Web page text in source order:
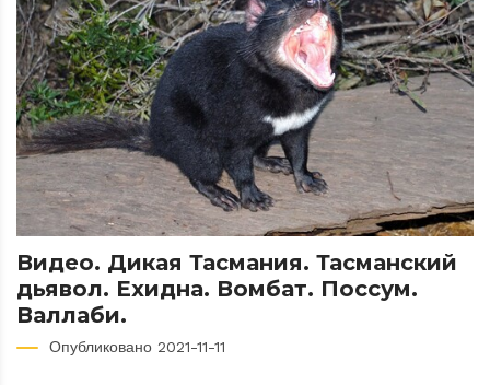
Видео. Дикая Тасмания. Тасманский
дьявол. Ехидна. Вомбат. Поссум.
Валлаби.
Опубликовано 2021-11-11